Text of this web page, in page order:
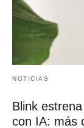
NOTICIAS
Blink
con IA: más